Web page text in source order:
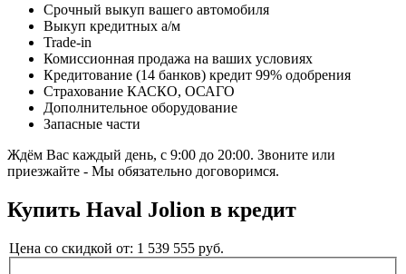
Срочный выкуп вашего автомобиля
Выкуп кредитных а/м
Trade-in
Комиссионная продажа на ваших условиях
Кредитование (14 банков) кредит 99% одобрения
Страхование КАСКО, ОСАГО
Дополнительное оборудование
Запасные части
Ждём Вас каждый день, с 9:00 до 20:00. Звоните или
приезжайте - Мы обязательно договоримся.
Купить Haval Jolion в кредит
Цена со скидкой от: 1 539 555 руб.